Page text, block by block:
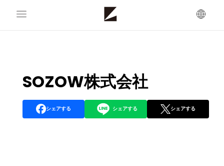
SOZOW株式会社
シェアする シェアする シェアする